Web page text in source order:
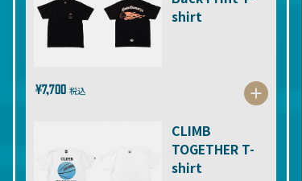
shirt
¥7,700 税込
CLIMB
TOGETHER T-
shirt